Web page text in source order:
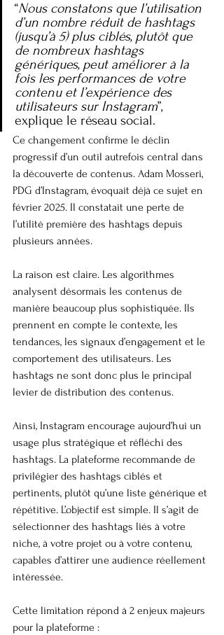
“Nous constatons que l’utilisation
d’un nombre réduit de hashtags
(jusqu’à 5) plus ciblés, plutôt que
de nombreux hashtags
génériques, peut améliorer à la
fois les performances de votre
contenu et l’expérience des
utilisateurs sur Instagram”,
explique le réseau social.
Ce changement confirme le déclin
progressif d’un outil autrefois central dans
la découverte de contenus. Adam Mosseri,
PDG d’Instagram, évoquait déjà ce sujet en
février 2025. Il constatait une perte de
l’utilité première des hashtags depuis
plusieurs années.
La raison est claire. Les algorithmes
analysent désormais les contenus de
manière beaucoup plus sophistiquée. Ils
prennent en compte le contexte, les
tendances, les signaux d’engagement et le
comportement des utilisateurs. Les
hashtags ne sont donc plus le principal
levier de distribution des contenus.
Ainsi, Instagram encourage aujourd’hui un
usage plus stratégique et réfléchi des
hashtags. La plateforme recommande de
privilégier des hashtags ciblés et
pertinents, plutôt qu’une liste générique et
répétitive. L’objectif est simple. Il s’agit de
sélectionner des hashtags liés à votre
niche, à votre projet ou à votre contenu,
capables d’attirer une audience réellement
intéressée.
Cette limitation répond à 2 enjeux majeurs
pour la plateforme :